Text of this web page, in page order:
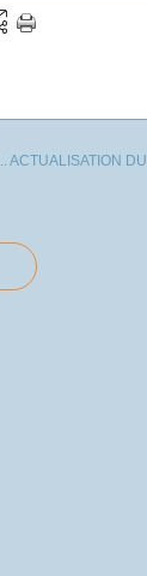
ACTUALISATION